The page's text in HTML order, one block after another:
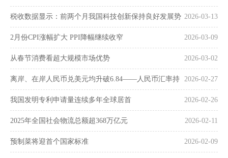
2026-03-13
税收数据显示：前两个月我国科技创新保持良好发展势
头 2026-03-09
2月份CPI涨幅扩大 PPI降幅继续收窄
2026-03-02
从春节消费看超大规模市场优势
2026-02-27
离岸、在岸人民币兑美元均升破6.84——人民币汇率持
续走强 2026-02-26
我国发明专利申请量连续多年全球居首
2026-02-11
2025年全国社会物流总额超368万亿元
2026-02-09
预制菜将迎首个国家标准